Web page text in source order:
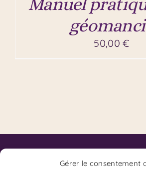
Gérer le consentement
50,00€
Code de Déontologie du